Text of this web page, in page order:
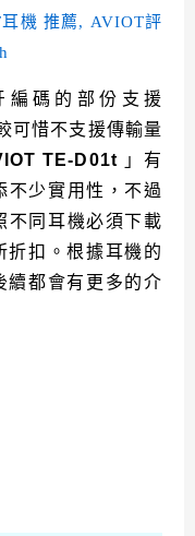
編碼的部份支援
可惜不支援傳輸量
TE-D01t
」有
不少實用性，不過
不同耳機必須下載
折扣。根據耳機的
續都會有更多的介